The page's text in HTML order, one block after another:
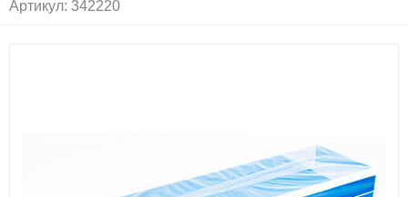
Артикул: 342220